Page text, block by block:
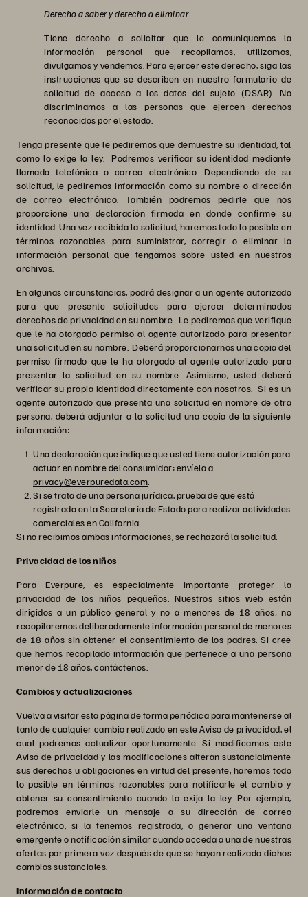
Derecho a saber y derecho a eliminar
Tiene derecho a solicitar que le comuniquemos la
información personal que recopilamos, utilizamos,
divulgamos y vendemos. Para ejercer este derecho, siga las
instrucciones que se describen en nuestro formulario de
solicitud de acceso a los datos del sujeto (DSAR). No
discriminamos a las personas que ejercen derechos
reconocidos por el estado.
Tenga presente que le pediremos que demuestre su identidad, tal
como lo exige la ley. Podremos verificar su identidad mediante
llamada telefónica o correo electrónico. Dependiendo de su
solicitud, le pediremos información como su nombre o dirección
de correo electrónico. También podremos pedirle que nos
proporcione una declaración firmada en donde confirme su
identidad. Una vez recibida la solicitud, haremos todo lo posible en
términos razonables para suministrar, corregir o eliminar la
información personal que tengamos sobre usted en nuestros
archivos.
En algunas circunstancias, podrá designar a un agente autorizado
para que presente solicitudes para ejercer determinados
derechos de privacidad en su nombre. Le pediremos que verifique
que le ha otorgado permiso al agente autorizado para presentar
una solicitud en su nombre. Deberá proporcionarnos una copia del
permiso firmado que le ha otorgado al agente autorizado para
presentar la solicitud en su nombre. Asimismo, usted deberá
verificar su propia identidad directamente con nosotros. Si es un
agente autorizado que presenta una solicitud en nombre de otra
persona, deberá adjuntar a la solicitud una copia de la siguiente
información:
Una declaración que indique que usted tiene autorización para
actuar en nombre del consumidor; envíela a
privacy@everpuredata.com
Si se trata de una persona jurídica, prueba de que está
registrada en la Secretaría de Estado para realizar actividades
comerciales en California.
Si no recibimos ambas informaciones, se rechazará la solicitud.
Privacidad de los niños
Para Everpure, es especialmente importante proteger la
privacidad de los niños pequeños. Nuestros sitios web están
dirigidos a un público general y no a menores de 18 años; no
recopilaremos deliberadamente información personal de menores
de 18 años sin obtener el consentimiento de los padres. Si cree
que hemos recopilado información que pertenece a una persona
menor de 18 años, contáctenos.
Cambios y actualizaciones
Vuelva a visitar esta página de forma periódica para mantenerse al
tanto de cualquier cambio realizado en este Aviso de privacidad, el
cual podremos actualizar oportunamente. Si modificamos este
Aviso de privacidad y las modificaciones alteran sustancialmente
sus derechos u obligaciones en virtud del presente, haremos todo
lo posible en términos razonables para notificarle el cambio y
obtener su consentimiento cuando lo exija la ley. Por ejemplo,
podremos enviarle un mensaje a su dirección de correo
electrónico, si la tenemos registrada, o generar una ventana
emergente o notificación similar cuando acceda a una de nuestras
ofertas por primera vez después de que se hayan realizado dichos
cambios sustanciales.
Información de contacto